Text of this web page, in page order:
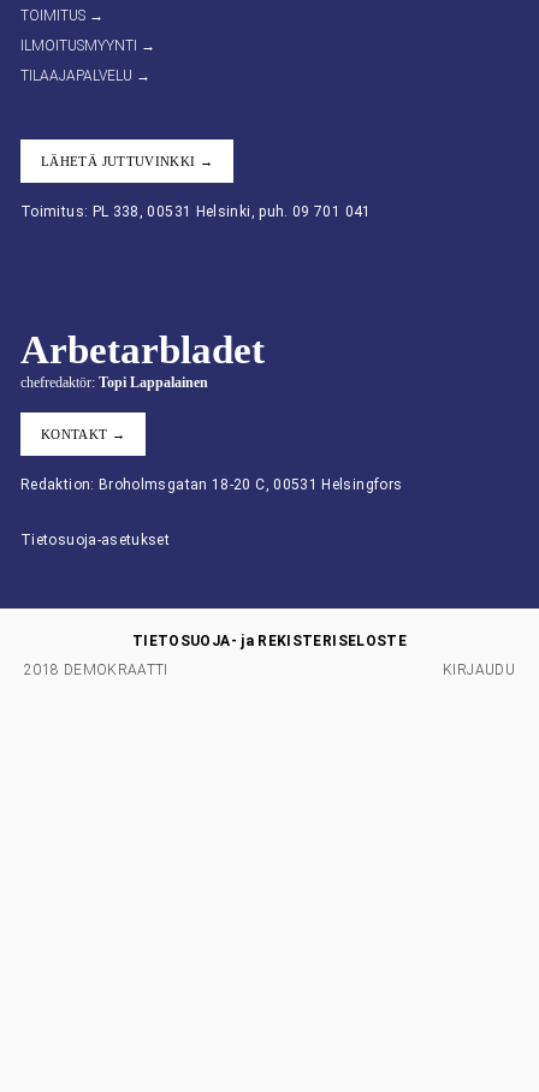
TOIMITUS →
ILMOITUSMYYNTI →
TILAAJAPALVELU →
LÄHETÄ JUTTUVINKKI →
Toimitus: PL 338, 00531 Helsinki, puh. 09 701 041
Arbetarbladet
chefredaktör: Topi Lappalainen
KONTAKT →
Redaktion: Broholmsgatan 18-20 C, 00531 Helsingfors
Tietosuoja-asetukset
2018 DEMOKRAATTI
TIETOSUOJA- ja REKISTERISELOSTE
KIRJAUDU